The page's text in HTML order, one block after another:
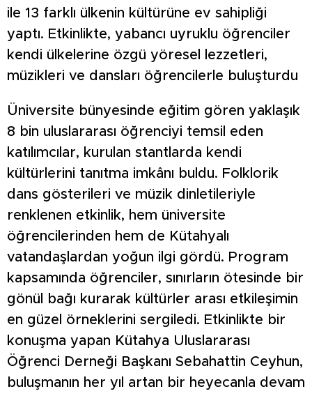
ile 13 farklı ülkenin kültürüne ev sahipliği
yaptı. Etkinlikte, yabancı uyruklu öğrenciler
kendi ülkelerine özgü yöresel lezzetleri,
müzikleri ve dansları öğrencilerle buluşturdu
Üniversite bünyesinde eğitim gören yaklaşık
8 bin uluslararası öğrenciyi temsil eden
katılımcılar, kurulan stantlarda kendi
kültürlerini tanıtma imkânı buldu. Folklorik
dans gösterileri ve müzik dinletileriyle
renklenen etkinlik, hem üniversite
öğrencilerinden hem de Kütahyalı
vatandaşlardan yoğun ilgi gördü. Program
kapsamında öğrenciler, sınırların ötesinde bir
gönül bağı kurarak kültürler arası etkileşimin
en güzel örneklerini sergiledi. Etkinlikte bir
konuşma yapan Kütahya Uluslararası
Öğrenci Derneği Başkanı Sebahattin Ceyhun,
buluşmanın her yıl artan bir heyecanla devam